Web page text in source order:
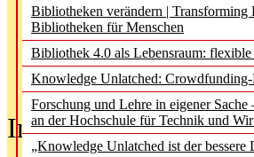
Bibliotheken verändern | Transforming
Bibliotheken für Menschen
Bibliothek 4.0 als Lebensraum:
Knowledge Unlatched: Crowdfunding-
Forschung und Lehre in eigener
an der Hochschule für Technik und
„Knowledge Unlatched ist der
In der Ausgabe06/